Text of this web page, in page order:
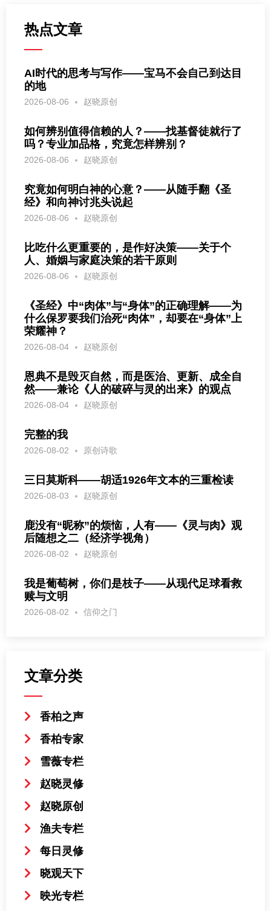
热点文章
AI时代的思考与写作——宝马不会自己到达目
的地
2026-08-06 赵晓原创
如何辨别值得信赖的人？——找基督徒就行了
吗？专业加品格，究竟怎样辨别？
2026-08-06 赵晓原创
究竟如何明白神的心意？——从随手翻《圣
经》和向神讨兆头说起
2026-08-06 赵晓原创
比吃什么更重要的，是作好决策——关于个
人、婚姻与家庭决策的若干原则
2026-08-06 赵晓原创
《圣经》中“肉体”与“身体”的正确理解——为
什么保罗要我们治死“肉体”，却要在“身体”上
荣耀神？
2026-08-04 赵晓原创
恩典不是毁灭自然，而是医治、更新、成全自
然——兼论《人的破碎与灵的出来》的观点
2026-08-04 赵晓原创
完整的我
2026-08-02 原创诗歌
三日莫斯科——胡适1926年文本的三重检读
2026-08-03 赵晓原创
鹿没有“昵称”的烦恼，人有——《灵与肉》观
后随想之二（经济学视角）
2026-08-02 赵晓原创
我是葡萄树，你们是枝子——从现代足球看救
赎与文明
2026-08-02 信仰之门
文章分类
香柏之声
香柏专家
雪薇专栏
赵晓灵修
赵晓原创
渔夫专栏
每日灵修
晓观天下
映光专栏